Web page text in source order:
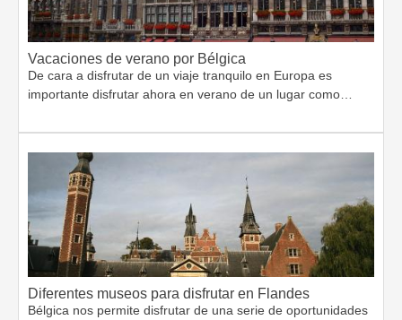
Vacaciones de verano por Bélgica
De cara a disfrutar de un viaje tranquilo en Europa es
importante disfrutar ahora en verano de un lugar como…
Diferentes museos para disfrutar en Flandes
Bélgica nos permite disfrutar de una serie de oportunidades